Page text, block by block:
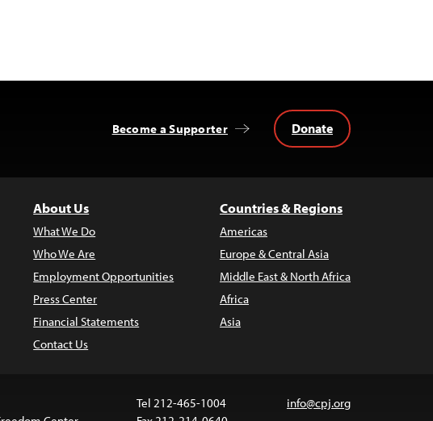
Become a Supporter Donate
About Us
What We Do
Who We Are
Employment Opportunities
Press Center
Financial Statements
Contact Us
Countries & Regions
Americas
Europe & Central Asia
Middle East & North Africa
Africa
Asia
Tel 212-465-1004
info@cpj.org